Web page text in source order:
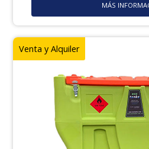
MÁS
Venta y Alquiler